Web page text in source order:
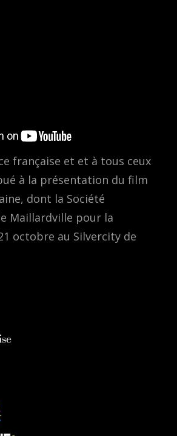
française et et à tous ceux
à la présentation du film
dont la Société
Maillardville pour la
octobre au Silvercity de